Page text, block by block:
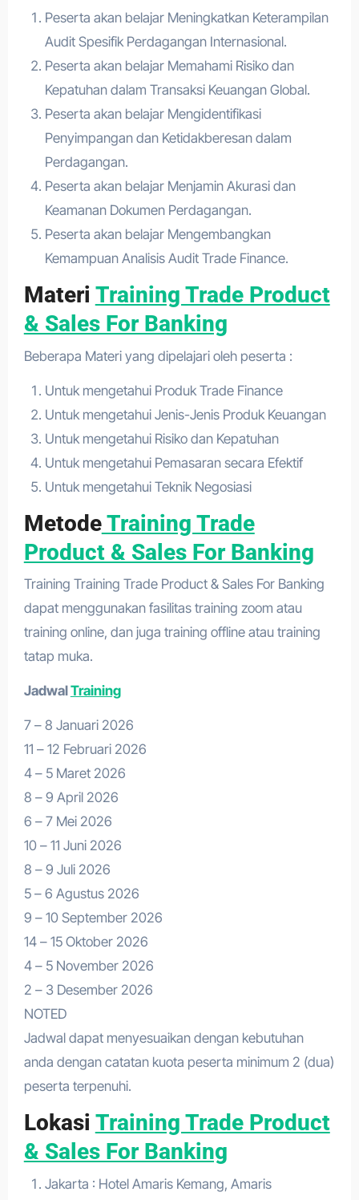
Peserta akan belajar Meningkatkan Keterampilan
Audit Spesifik Perdagangan Internasional.
Peserta akan belajar Memahami Risiko dan
Kepatuhan dalam Transaksi Keuangan Global.
Peserta akan belajar Mengidentifikasi
Penyimpangan dan Ketidakberesan dalam
Perdagangan.
Peserta akan belajar Menjamin Akurasi dan
Keamanan Dokumen Perdagangan.
Peserta akan belajar Mengembangkan
Kemampuan Analisis Audit Trade Finance.
Materi Training Trade Product
& Sales For Banking
Beberapa Materi yang dipelajari oleh peserta :
Untuk mengetahui Produk Trade Finance
Untuk mengetahui Jenis-Jenis Produk Keuangan
Untuk mengetahui Risiko dan Kepatuhan
Untuk mengetahui Pemasaran secara Efektif
Untuk mengetahui Teknik Negosiasi
MetodeTraining Trade
Product & Sales For Banking
Training Training Trade Product & Sales For Banking
dapat menggunakan fasilitas training zoom atau
training online, dan juga training offline atau training
tatap muka.
JadwalTraining
7 – 8 Januari 2026
11 – 12 Februari 2026
4 – 5 Maret 2026
8 – 9 April 2026
6 – 7 Mei 2026
10 – 11 Juni 2026
8 – 9 Juli 2026
5 – 6 Agustus 2026
9 – 10 September 2026
14 – 15 Oktober 2026
4 – 5 November 2026
2 – 3 Desember 2026
NOTED
Jadwal dapat menyesuaikan dengan kebutuhan
anda dengan catatan kuota peserta minimum 2 (dua)
peserta terpenuhi.
Lokasi Training Trade Product
& Sales For Banking
Jakarta : Hotel Amaris Kemang, Amaris